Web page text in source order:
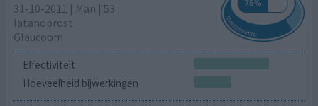
31-10-2011 | Man | 53
latanoprost
Glaucoom
Effectiviteit
Hoeveelheid bijwerkingen